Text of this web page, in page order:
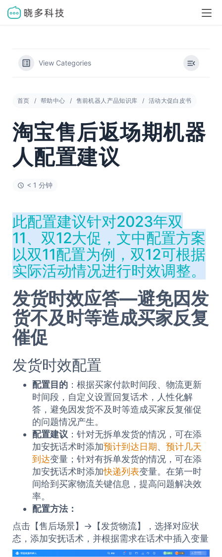
View Categories
首页 帮助中心 售前机器人产品知识库 活动大促白皮书
淘宝售后返场期机器
人配置建议
< 1 分钟
此配置建议针对2023年双
11、双12大促，文中配置方案
以双11配置为例，双12可根据
实际活动情况进行时效调整。
发货时效应答—避免因发
货不及时等造成买家反复
催促
发货时效配置
配置目的 ：根据买家付款时间段、物流更新
时间段，自定义设置回复话术，人性化解
答，避免因发货不及时等造成买家反复催促
的问题情况产生。
配置建议 ：针对无拆单发货的情况，可在添
加安抚话术时添加预计到达日期、 预计几天
到达变量；针对有拆单发货的情况，可在添
加安抚话术时添加快递列表变量。在第一时
间给到买家物流关键信息，提高问题解决效
率。
配置方法：
点击【售后场景】→【发货物流】，选择对应状
态，添加安抚话术，并根据需求在话术中插入变量